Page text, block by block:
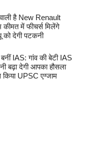
है New Renault
में फीचर्स मिलेंगे
देगी पटकनी
बनीं IAS: गांव की बेटी IAS
बढ़ा देगी आपका हौसला
UPSC एग्जाम